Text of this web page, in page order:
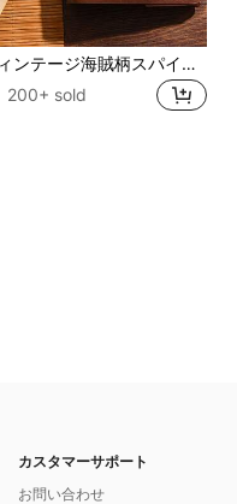
1個 ヴィンテージ海賊柄スパイラルノート - ユニークなスタイルのトラベルジャーナル、丈夫な線入りページでメモ取りに最適
200+ sold
カスタマーサポート
お問い合わせ